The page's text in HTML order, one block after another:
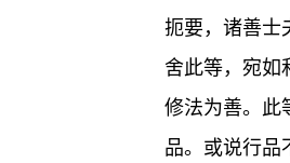
扼要，诸善士
舍此等，宛如
修法为善。此
品。或说行品